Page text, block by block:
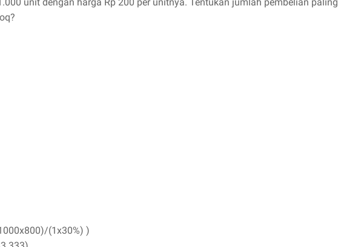
unit dengan harga Rp 200 per unitnya. Tentukan jumlah pembelian paling
(1x30%) )